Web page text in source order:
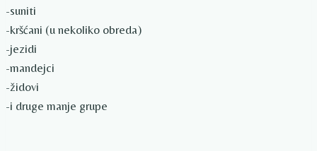
-suniti
-kršćani (u nekoliko obreda)
-jezidi
-mandejci
-židovi
-i druge manje grupe